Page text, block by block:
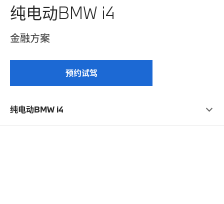
纯电动BMW i4
⾦融⽅案
预约试驾
纯电动BMW i4